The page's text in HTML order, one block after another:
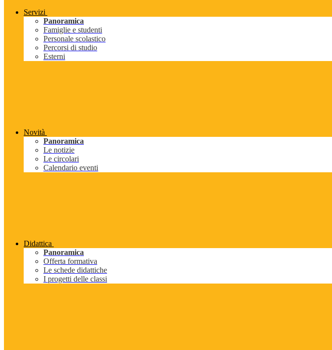
Servizi
Panoramica
Famiglie e studenti
Personale scolastico
Percorsi di studio
Esterni
Novità
Panoramica
Le notizie
Le circolari
Calendario eventi
Didattica
Panoramica
Offerta formativa
Le schede didattiche
I progetti delle classi